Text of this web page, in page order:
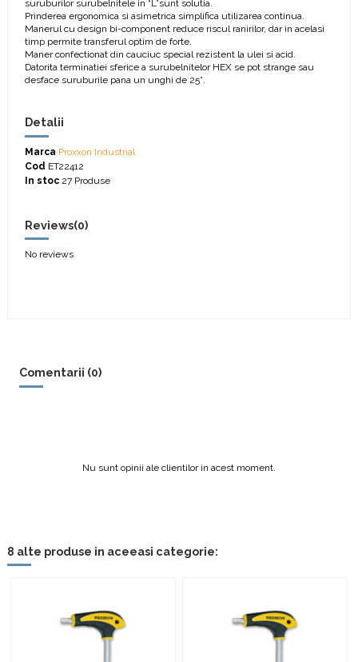
suruburilor surubelnitele in “L”sunt solutia.
Prinderea ergonomica si asimetrica simplifica utilizarea continua.
Manerul cu design bi-component reduce riscul ranirilor, dar in acelasi
timp permite transferul optim de forte.
Maner confectionat din cauciuc special rezistent la ulei si acid.
Datorita terminatiei sferice a surubelnitelor HEX se pot strange sau
desface suruburile pana un unghi de 25°.
Detalii
Marca Proxxon Industrial
Cod ET22412
In stoc 27 Produse
Reviews(0)
No reviews
Comentarii (0)
Nu sunt opinii ale clientilor in acest moment.
8 alte produse in aceeasi categorie: